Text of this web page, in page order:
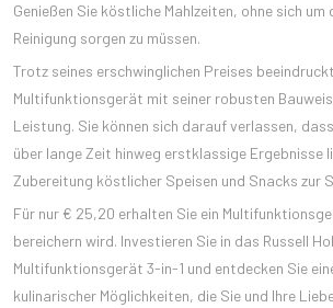
Genießen Sie köstliche Mahlzeiten, ohne sich um
Reinigung sorgen zu müssen.
Trotz seines erschwinglichen Preises
Multifunktionsgerät mit seiner robusten
Leistung. Sie können sich darauf verlassen,
über lange Zeit hinweg erstklassige Ergebnisse
Zubereitung köstlicher Speisen und Snacks zur
Für nur € 25,20 erhalten Sie ein
bereichern wird. Investieren Sie in das Russell
Multifunktionsgerät 3-in-1 und entdecken Sie
kulinarischer Möglichkeiten, die Sie und Ihre